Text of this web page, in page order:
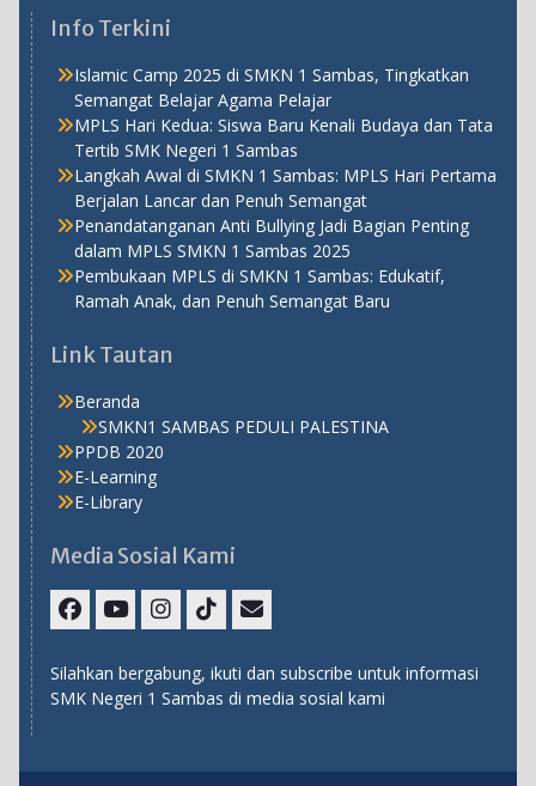
Info Terkini
Islamic Camp 2025 di SMKN 1 Sambas, Tingkatkan
Semangat Belajar Agama Pelajar
MPLS Hari Kedua: Siswa Baru Kenali Budaya dan Tata
Tertib SMK Negeri 1 Sambas
Langkah Awal di SMKN 1 Sambas: MPLS Hari Pertama
Berjalan Lancar dan Penuh Semangat
Penandatanganan Anti Bullying Jadi Bagian Penting
dalam MPLS SMKN 1 Sambas 2025
Pembukaan MPLS di SMKN 1 Sambas: Edukatif,
Ramah Anak, dan Penuh Semangat Baru
Link Tautan
Beranda
SMKN1 SAMBAS PEDULI PALESTINA
PPDB 2020
E-Learning
E-Library
Media Sosial Kami
Silahkan bergabung, ikuti dan subscribe untuk informasi
SMK Negeri 1 Sambas di media sosial kami